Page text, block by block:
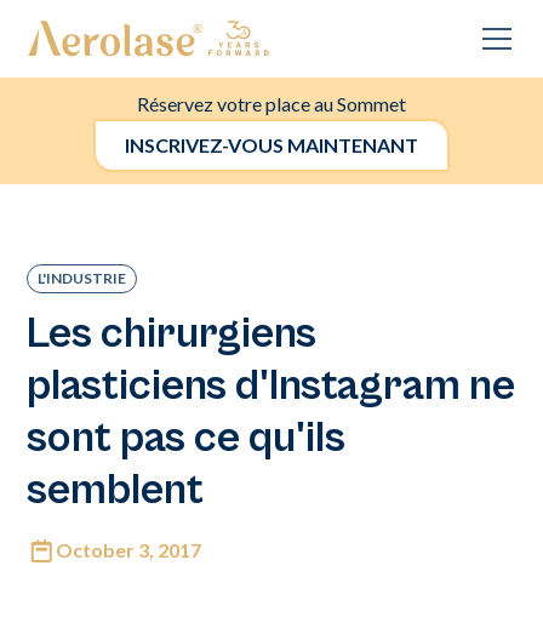
Réservez votre place au Sommet
INSCRIVEZ-VOUS MAINTENANT
L'INDUSTRIE
Les chirurgiens
plasticiens d'Instagram ne
sont pas ce qu'ils
semblent
October 3, 2017